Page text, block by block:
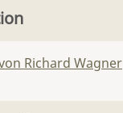
Richard Wagner